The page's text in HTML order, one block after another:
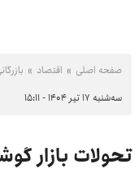
صفحه اصلی اقتصاد
سه‌شنبه ۱۷ تیر ۱۴۰۴ - ۱۵:۱۱
تحولات بازار